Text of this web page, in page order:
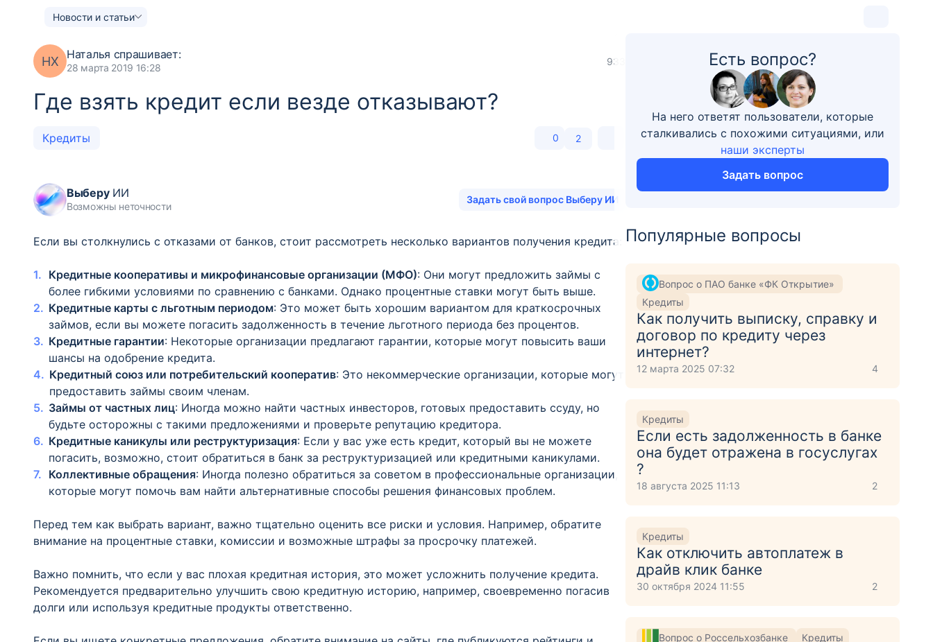
Новости и статьи
НХ Наталья спрашивает:
28 марта 2019 16:28
933
Где взять кредит если везде отказывают?
Кредиты 0 2
ВыберуИИ
Возможны неточности
Задать свой вопрос Выберу ИИ
Если вы столкнулись с отказами от банков, стоит рассмотреть несколько вариантов получения кредита:
Кредитные кооперативы и микрофинансовые организации (МФО): Они могут предложить займы с
более гибкими условиями по сравнению с банками. Однако процентные ставки могут быть выше.
Кредитные карты с льготным периодом: Это может быть хорошим вариантом для краткосрочных
займов, если вы можете погасить задолженность в течение льготного периода без процентов.
Кредитные гарантии: Некоторые организации предлагают гарантии, которые могут повысить ваши
шансы на одобрение кредита.
Кредитный союз или потребительский кооператив: Это некоммерческие организации, которые могут
предоставить займы своим членам.
Займы от частных лиц: Иногда можно найти частных инвесторов, готовых предоставить ссуду, но
будьте осторожны с такими предложениями и проверьте репутацию кредитора.
Кредитные каникулы или реструктуризация: Если у вас уже есть кредит, который вы не можете
погасить, возможно, стоит обратиться в банк за реструктуризацией или кредитными каникулами.
Коллективные обращения: Иногда полезно обратиться за советом в профессиональные организации,
которые могут помочь вам найти альтернативные способы решения финансовых проблем.
Перед тем как выбрать вариант, важно тщательно оценить все риски и условия. Например, обратите
внимание на процентные ставки, комиссии и возможные штрафы за просрочку платежей.
Важно помнить, что если у вас плохая кредитная история, это может усложнить получение кредита.
Рекомендуется предварительно улучшить свою кредитную историю, например, своевременно погасив
долги или используя кредитные продукты ответственно.
Есть вопрос?
На него ответят пользователи, которые
сталкивались с похожими ситуациями, или
наши эксперты
Задать вопрос
Популярные вопросы
Вопрос о ПАО банке «ФК Открытие»
Кредиты
Как получить выписку, справку и
договор по кредиту через
интернет?
12 марта 2025 07:32 4
Кредиты
Если есть задолженность в банке
она будет отражена в госуслугах
?
18 августа 2025 11:13 2
Кредиты
Как отключить автоплатеж в
драйв клик банке
30 октября 2024 11:55 2
Вопрос о Россельхозбанке Кредиты